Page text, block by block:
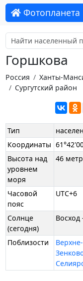
Фотопланета
Горшкова
Россия
Ханты-
Сургутский район
Тип
Координаты
Высота над
уровнем
моря
46
Часовой
пояс
UTC+6
Солнце
(сегодня)
Восход
Поблизости